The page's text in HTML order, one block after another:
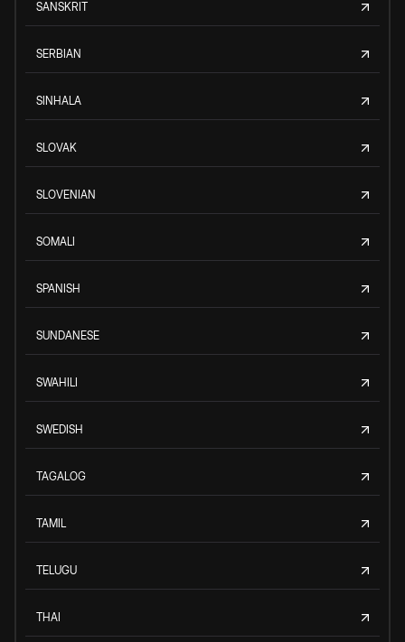
SANSKRIT
SERBIAN
SINHALA
SLOVAK
SLOVENIAN
SOMALI
SPANISH
SUNDANESE
SWAHILI
SWEDISH
TAGALOG
TAMIL
TELUGU
THAI